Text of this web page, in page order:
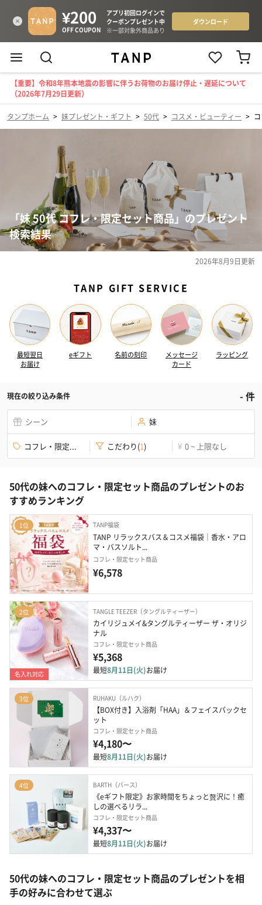
【重要】令和8年熊本地震の影響に伴うお荷物のお届け停止・遅延について
（2026年7月29日更新）
タンプホーム > 妹プレゼント・ギフト > 50代 > コスメ・ビューティー >
「妹 50代 コフレ・限定セット商品」のプレゼント
検索結果
2026年8月9日更新
TANP GIFT SERVICE
最短翌日
お届け
eギフト 名前の刻印
メッセージ
カード
ラッピング
現在の絞り込み条件 -件
シーン 妹
コフレ・限定... こだわり(1) ¥ 0 ~ 上限なし
50代の妹へのコフレ・限定セット商品のプレゼントのお
すすめランキング
1位 TANP福袋
TANP リラックスバス＆コスメ福袋｜香水・アロ
マ・バスソルト...
コフレ・限定セット商品
¥6,578
2位
名入れ対応
TANGLE TEEZER（タングルティーザー）
カイリジュメイ&タングルティーザー ザ・オリジ
ナル
コフレ・限定セット商品
¥5,368
最短8月11日(火)お届け
3位 RUHAKU（ルハク）
【BOX付き】入浴剤「HAA」＆フェイスパックセ
ット
コフレ・限定セット商品
¥4,180〜
最短8月11日(火)お届け
4位 BARTH（バース）
《eギフト限定》お家時間をちょっと贅沢に！癒
しの選べるリラ...
コフレ・限定セット商品
¥4,337〜
最短8月11日(火)お届け
50代の妹へのコフレ・限定セット商品のプレゼントを相
手の好みに合わせて選ぶ